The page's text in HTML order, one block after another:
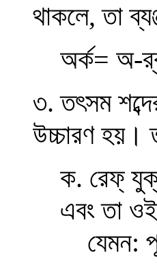
থাকলে, তা
অর্ক= অ-
৩. তৎসম
উচ্চারণ হয়।
ক. রেফ্
এবং তা ওই
যেমন: